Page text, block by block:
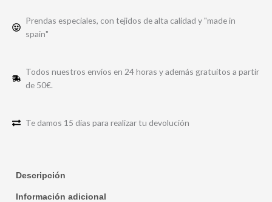
Prendas especiales, con tejidos de alta calidad y "made in
spain"
Todos nuestros envíos en 24 horas y además gratuitos a partir
de 50€.
Te damos 15 días para realizar tu devolución
Descripción
Información adicional